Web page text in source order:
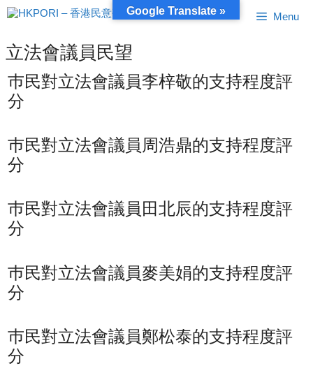
跳
至
容
Menu
立法會議員民望
巿民對立法會議員李梓敬的支持程度評
分
巿民對立法會議員周浩鼎的支持程度評
分
巿民對立法會議員田北辰的支持程度評
分
巿民對立法會議員麥美娟的支持程度評
分
巿民對立法會議員鄭松泰的支持程度評
分
Google Translate »